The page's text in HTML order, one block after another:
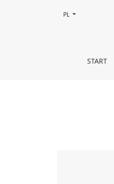
Tom 13 Nr A 73
START
Zmień język,
PL